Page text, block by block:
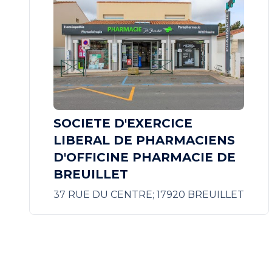
SOCIETE D'EXERCICE
LIBERAL DE PHARMACIENS
D'OFFICINE PHARMACIE DE
BREUILLET
37 RUE DU CENTRE; 17920 BREUILLET